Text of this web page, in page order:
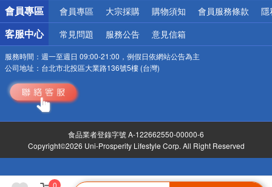
0
會員專區 會員專區 大宗採購 購物須知 會員服務條款 隱
客服中心 常見問題 服務公告 意見信箱
服務時間： 週一至週日 09:00-21:00，例假日依網站公告為主
公司地址： 台北市北投區大業路136號5樓 (台灣)
食品業者登錄字號 A-122662550-00000-6
Copyright©2026 Uni-Prosperity Lifestyle Corp. All Right Reserved